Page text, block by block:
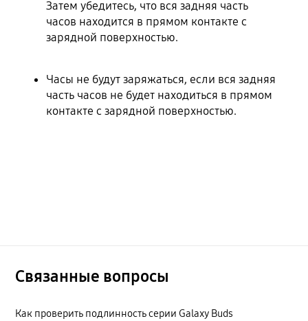
Затем убедитесь, что вся задняя часть
часов находится в прямом контакте с
зарядной поверхностью.
Часы не будут заряжаться, если вся задняя
часть часов не будет находиться в прямом
контакте с зарядной поверхностью.
Связанные вопросы
Как проверить подлинность серии Galaxy Buds